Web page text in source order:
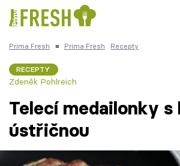
Česká kuchyně
Témata
Prima Fresh ■ Prima Fresh Recepty
RECEPTY
Zdeněk Pohlreich
Telecí medailonky s
ústřičnou